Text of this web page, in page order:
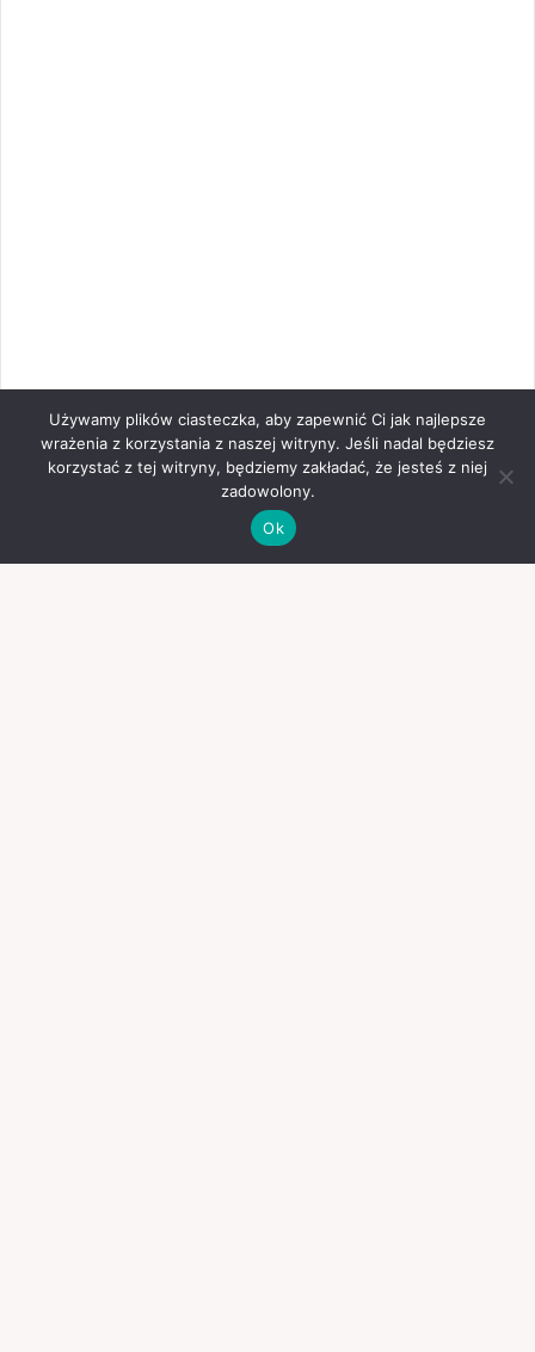
Używamy plików ciasteczka, aby zapewnić Ci jak najlepsze
wrażenia z korzystania z naszej witryny. Jeśli nadal będziesz
korzystać z tej witryny, będziemy zakładać, że jesteś z niej
zadowolony.
Ok